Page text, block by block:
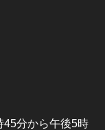
45分から午後5時